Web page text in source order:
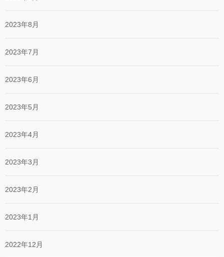
2023年8月
2023年7月
2023年6月
2023年5月
2023年4月
2023年3月
2023年2月
2023年1月
2022年12月